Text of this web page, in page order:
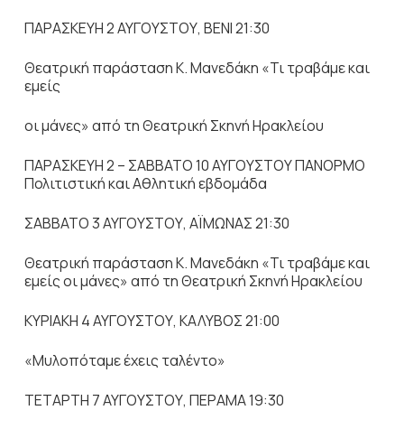
ΠΑΡΑΣΚΕΥΗ 2 ΑΥΓΟΥΣΤΟΥ, ΒΕΝΙ 21:30
Θεατρική παράσταση Κ. Μανεδάκη «Τι τραβάμε και
εμείς
οι μάνες» από τη Θεατρική Σκηνή Ηρακλείου
ΠΑΡΑΣΚΕΥΗ 2 – ΣΑΒΒΑΤΟ 10 ΑΥΓΟΥΣΤΟΥ ΠΑΝΟΡΜΟ
Πολιτιστική και Αθλητική εβδομάδα
ΣΑΒΒΑΤΟ 3 ΑΥΓΟΥΣΤΟΥ, ΑΪΜΩΝΑΣ 21:30
Θεατρική παράσταση Κ. Μανεδάκη «Τι τραβάμε και
εμείς οι μάνες» από τη Θεατρική Σκηνή Ηρακλείου
ΚΥΡΙΑΚΗ 4 ΑΥΓΟΥΣΤΟΥ, ΚΑΛΥΒΟΣ 21:00
«Μυλοπόταμε έχεις ταλέντο»
ΤΕΤΑΡΤΗ 7 ΑΥΓΟΥΣΤΟΥ, ΠΕΡΑΜΑ 19:30